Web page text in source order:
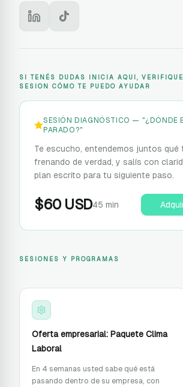
VIDEO DE PRESENTACIÓN
SI TENÉS DUDAS INICIA AQUI,
SESION CÓMO TE PUEDO AYUDAR
SESIÓN DIAGNÓSTICO — "¿DÓNDE
PARADO?"
Te escucho, entendemos juntos qué
frenando de verdad, y salís con
plan escrito para tu siguiente paso.
$60USD45 min
SESIONES Y PROGRAMAS
Oferta empresarial: Paquete Clima
Laboral
En 4 semanas usted sabe qué está
pasando dentro de su empresa, con